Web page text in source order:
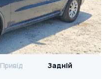
Привід
Задній